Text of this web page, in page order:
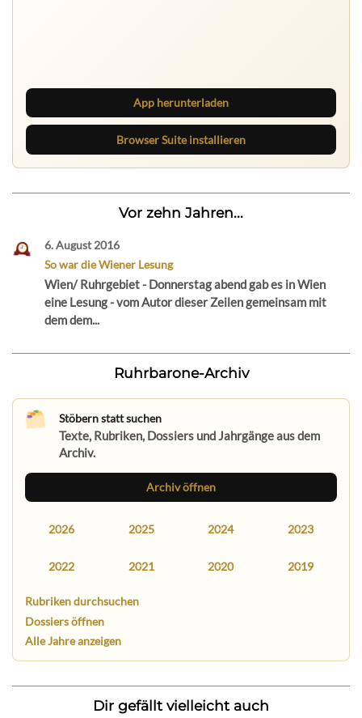
App herunterladen
Browser Suite installieren
Vor zehn Jahren...
6. August 2016
So war die Wiener Lesung
Wien/ Ruhrgebiet - Donnerstag abend gab es in Wien
eine Lesung - vom Autor dieser Zeilen gemeinsam mit
dem dem...
Ruhrbarone-Archiv
Stöbern statt suchen
Texte, Rubriken, Dossiers und Jahrgänge aus dem
Archiv.
Archiv öffnen
2026 2025 2024 2023
2022 2021 2020 2019
Rubriken durchsuchen
Dossiers öffnen
Alle Jahre anzeigen
Dir gefällt vielleicht auch